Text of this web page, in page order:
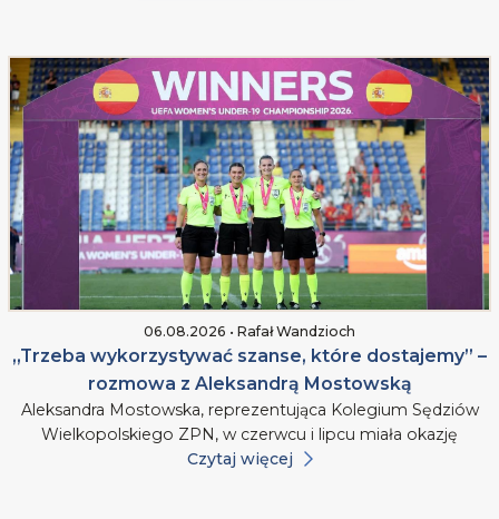
06.08.2026 • Rafał Wandzioch
„Trzeba wykorzystywać szanse, które dostajemy” –
rozmowa z Aleksandrą Mostowską
Aleksandra Mostowska, reprezentująca Kolegium Sędziów
Wielkopolskiego ZPN, w czerwcu i lipcu miała okazję
Czytaj więcej